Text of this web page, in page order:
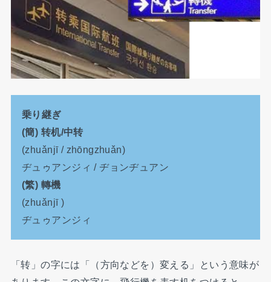
乗り継ぎ
(簡) 转机/中转
(zhuǎnjī / zhōngzhuǎn)
ヂュゥアンジィ / ヂョンヂュアン
(繁) 轉機
(zhuǎnjī )
ヂュゥアンジィ
「转」の字には「（方向などを）変える」という意味が